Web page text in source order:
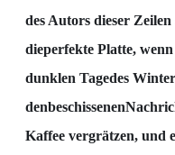
des Autors dieser Zeilen
dieperfekte Platte,
dunklen Tagedes
denbeschissenen
Kaffee vergrätzen, und